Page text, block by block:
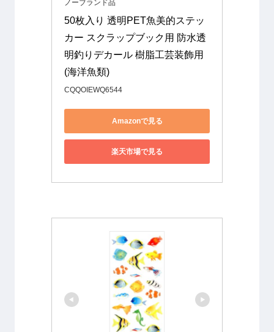
ノーブランド品
50枚入り 透明PET魚美的ステッ
カー スクラップブック用 防水透
明釣りデカール 樹脂工芸装飾用
(海洋魚類)
CQQOIEWQ6544
Amazonで見る
楽天市場で見る